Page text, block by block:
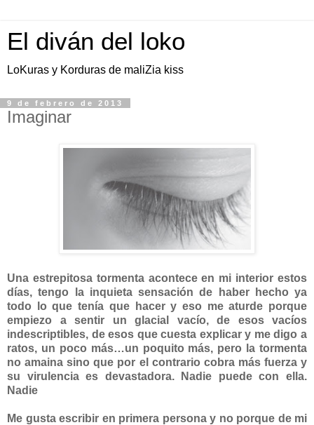
El diván del loko
LoKuras y Korduras de maliZia kiss
9 de febrero de 2013
Imaginar
Una estrepitosa tormenta acontece en mi interior estos
días, tengo la inquieta sensación de haber hecho ya
todo lo que tenía que hacer y eso me aturde porque
empiezo a sentir un glacial vacío, de esos vacíos
indescriptibles, de esos que cuesta explicar y me digo a
ratos, un poco más…un poquito más, pero la tormenta
no amaina sino que por el contrario cobra más fuerza y
su virulencia es devastadora. Nadie puede con ella.
Nadie
Me gusta escribir en primera persona y no porque de mi